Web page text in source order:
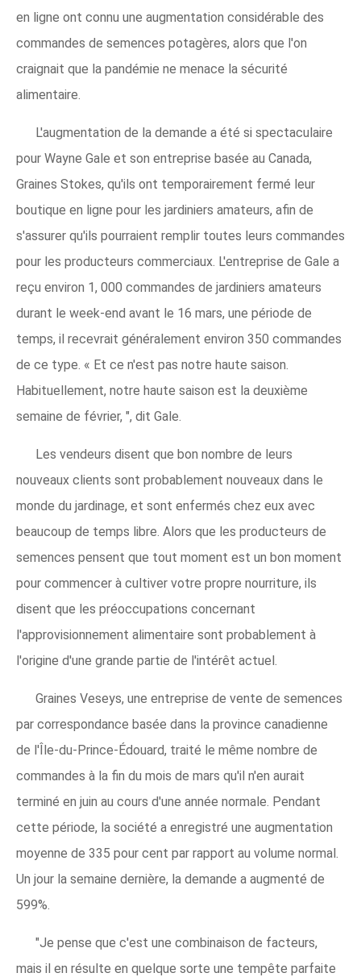
en ligne ont connu une augmentation considérable des
commandes de semences potagères, alors que l'on
craignait que la pandémie ne menace la sécurité
alimentaire.
L'augmentation de la demande a été si spectaculaire
pour Wayne Gale et son entreprise basée au Canada,
Graines Stokes, qu'ils ont temporairement fermé leur
boutique en ligne pour les jardiniers amateurs, afin de
s'assurer qu'ils pourraient remplir toutes leurs commandes
pour les producteurs commerciaux. L'entreprise de Gale a
reçu environ 1, 000 commandes de jardiniers amateurs
durant le week-end avant le 16 mars, une période de
temps, il recevrait généralement environ 350 commandes
de ce type. « Et ce n'est pas notre haute saison.
Habituellement, notre haute saison est la deuxième
semaine de février, ", dit Gale.
Les vendeurs disent que bon nombre de leurs
nouveaux clients sont probablement nouveaux dans le
monde du jardinage, et sont enfermés chez eux avec
beaucoup de temps libre. Alors que les producteurs de
semences pensent que tout moment est un bon moment
pour commencer à cultiver votre propre nourriture, ils
disent que les préoccupations concernant
l'approvisionnement alimentaire sont probablement à
l'origine d'une grande partie de l'intérêt actuel.
Graines Veseys, une entreprise de vente de semences
par correspondance basée dans la province canadienne
de l'Île-du-Prince-Édouard, traité le même nombre de
commandes à la fin du mois de mars qu'il n'en aurait
terminé en juin au cours d'une année normale. Pendant
cette période, la société a enregistré une augmentation
moyenne de 335 pour cent par rapport au volume normal.
Un jour la semaine dernière, la demande a augmenté de
599%.
"Je pense que c'est une combinaison de facteurs,
mais il en résulte en quelque sorte une tempête parfaite